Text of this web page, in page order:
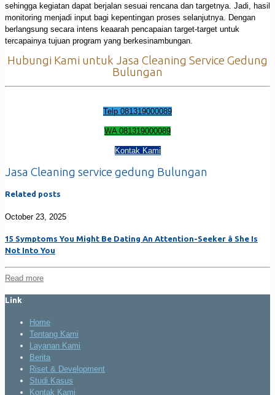
sehingga kegiatan dapat berjalan sesuai rencana dan targetnya. Jadi, hasil
monitoring menjadi input bagi kepentingan proses selanjutnya. Dengan
berlangsung secara intens keaarah pencapaian target-target untuk
tercapainya tujuan program yang berkesinambungan.
Hubungi Kami untuk Jasa Cleaning Service Gedung
Bulungan
Telp 081319000089
WA 081319000089
Kontak Kami
Jasa Cleaning service gedung Bulungan
Related posts
October 23, 2025
15 Symptoms You Might Be Dating An Attention-Seeker â She Is
Not Into You
Read more
Link
Home
Tentang Kami
Layanan Kami
Berita
Riset & Development
Studi Kasus
Kontak Kami